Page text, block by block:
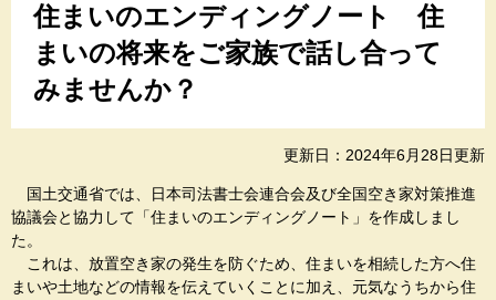
住まいのエンディングノート 住
まいの将来をご家族で話し合って
みませんか？
更新日：2024年6月28日更新
国土交通省では、日本司法書士会連合会及び全国空き家対策推進
協議会と協力して「住まいのエンディングノート」を作成しまし
た。
これは、放置空き家の発生を防ぐため、住まいを相続した方へ住
まいや土地などの情報を伝えていくことに加え、元気なうちから住